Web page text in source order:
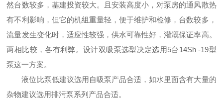
然台数较多，基建投资较大。且安装高度小，对泵房的通风散热
有不利影响，但它的机组重量轻，便于维护和检修，台数较多，
流量发生变化时，适应性较强，供水可靠性好，灌溉保证率高。
两相比较，各有利弊。设计双吸泵选型决定选用5台14Sh -19型
泵这一方案。
液位比泵低建议选用 自吸泵产品合适，如水里面含有大量的
杂物建议选用排污泵系列产品合适。